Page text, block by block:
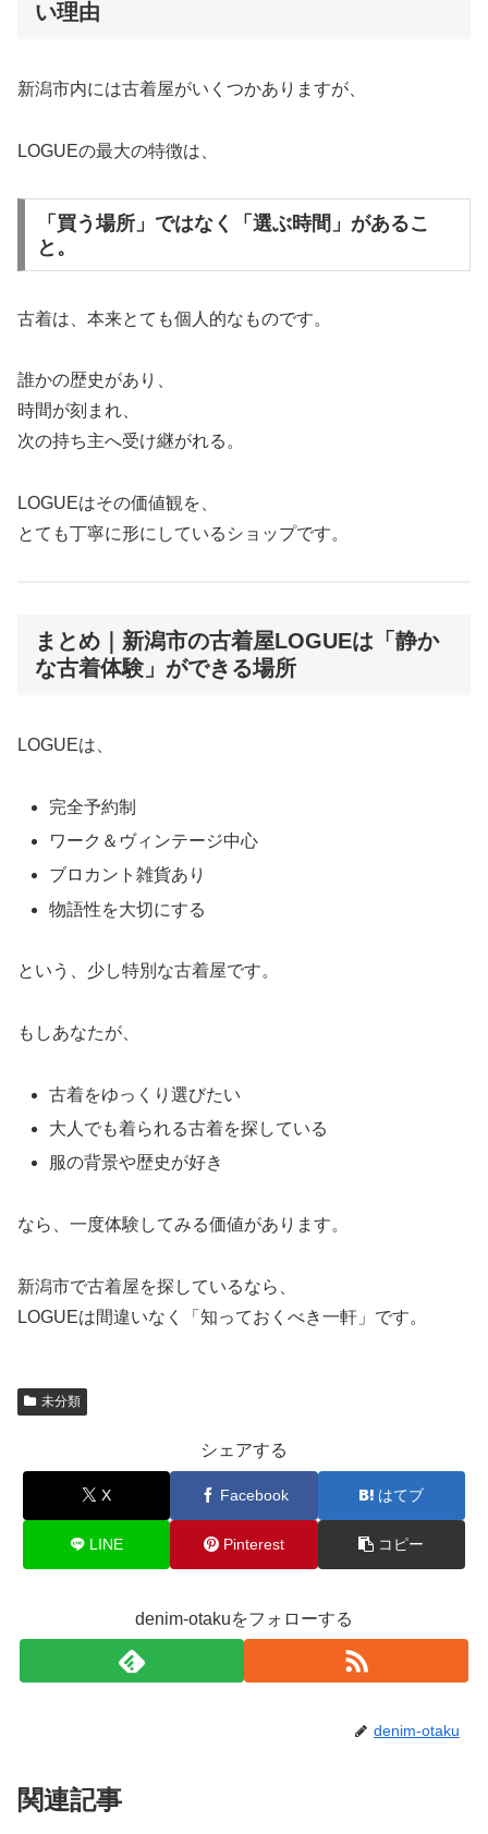
い理由
新潟市内には古着屋がいくつかありますが、
LOGUEの最大の特徴は、
「買う場所」ではなく「選ぶ時間」があるこ
と。
古着は、本来とても個人的なものです。
誰かの歴史があり、
時間が刻まれ、
次の持ち主へ受け継がれる。
LOGUEはその価値観を、
とても丁寧に形にしているショップです。
まとめ｜新潟市の古着屋LOGUEは「静か
な古着体験」ができる場所
LOGUEは、
完全予約制
ワーク＆ヴィンテージ中心
ブロカント雑貨あり
物語性を大切にする
という、少し特別な古着屋です。
もしあなたが、
古着をゆっくり選びたい
大人でも着られる古着を探している
服の背景や歴史が好き
なら、一度体験してみる価値があります。
新潟市で古着屋を探しているなら、
LOGUEは間違いなく「知っておくべき一軒」です。
未分類
シェアする
X Facebook はてブ
LINE Pinterest コピー
denim-otakuをフォローする
denim-otaku
関連記事